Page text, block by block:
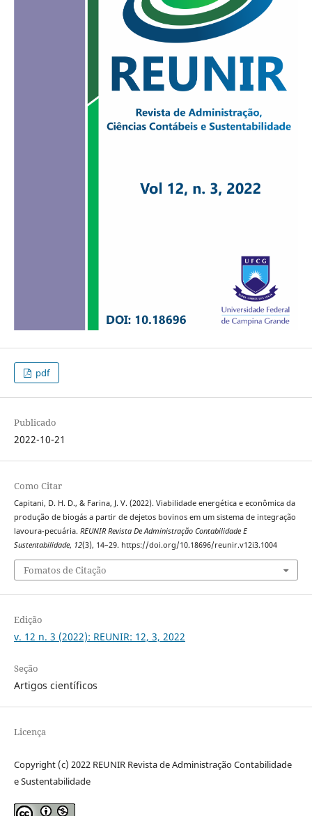
pdf
Publicado
2022-10-21
Como Citar
Capitani, D. H. D., & Farina, J. V. (2022). Viabilidade energética e econômica da
produção de biogás a partir de dejetos bovinos em um sistema de integração
lavoura-pecuária. REUNIR Revista De Administração Contabilidade E
Sustentabilidade, 12(3), 14–29. https://doi.org/10.18696/reunir.v12i3.1004
Fomatos de Citação
Edição
v. 12 n. 3 (2022): REUNIR: 12, 3, 2022
Seção
Artigos científicos
Licença
Copyright (c) 2022 REUNIR Revista de Administração Contabilidade
e Sustentabilidade